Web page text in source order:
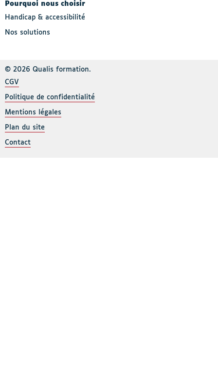
Pourquoi nous choisir
Handicap & accessibilité
Nos solutions
© 2026 Qualis formation.
CGV
Politique de confidentialité
Mentions légales
Plan du site
Contact